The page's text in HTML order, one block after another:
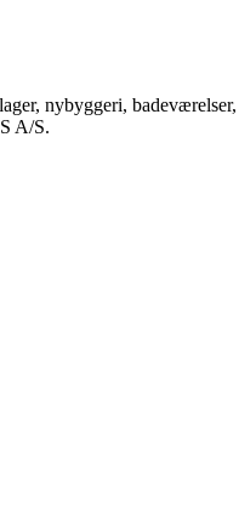
nybyggeri,
A/S.